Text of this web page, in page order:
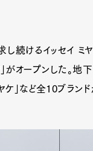
続けるイッセイ ミ
がオープンした。地
ケ」など全10ブランド